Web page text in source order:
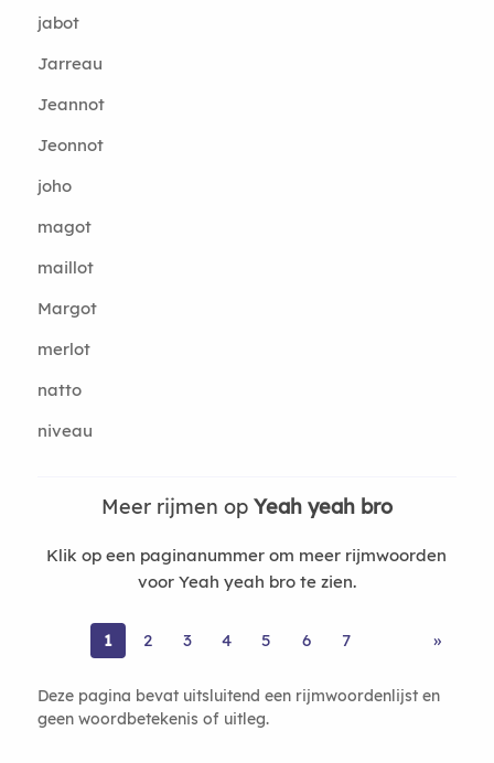
jabot
Jarreau
Jeannot
Jeonnot
joho
magot
maillot
Margot
merlot
natto
niveau
Meer rijmen op Yeah yeah bro
Klik op een paginanummer om meer rijmwoorden
voor Yeah yeah bro te zien.
1 2 3 4 5 6 7 »
Deze pagina bevat uitsluitend een rijmwoordenlijst en
geen woordbetekenis of uitleg.